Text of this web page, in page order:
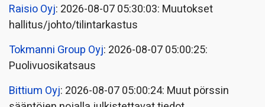
Raisio Oyj: 2026-08-07 05:30:03: Muutokset
hallitus/johto/tilintarkastus
Tokmanni Group Oyj: 2026-08-07 05:00:25:
Puolivuosikatsaus
Bittium Oyj: 2026-08-07 05:00:24: Muut pörssin